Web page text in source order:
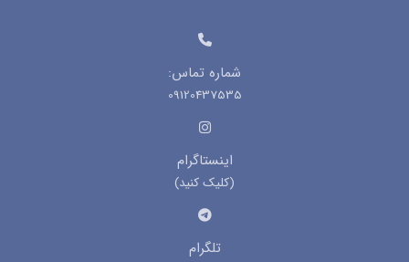
شماره تماس:
09120437535
اینستاگرام
(کلیک کنید)
تلگرام